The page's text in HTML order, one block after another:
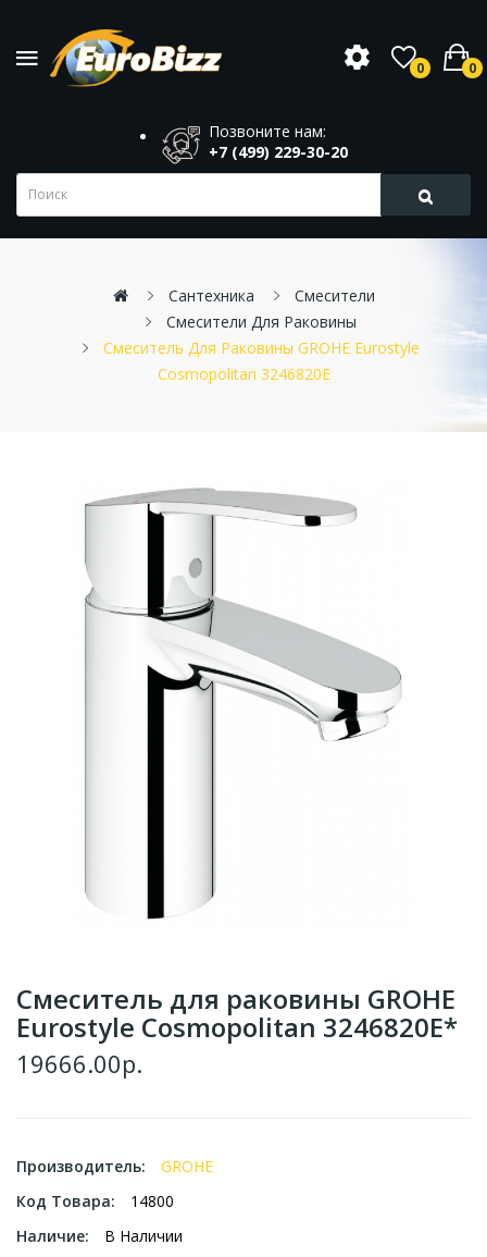
0 0
Позвоните нам:
+7 (499) 229-30-20
Сантехника
Смесители
Смесители Для Раковины
Смеситель Для Раковины GROHE Eurostyle
Cosmopolitan 3246820E
Смеситель для раковины GROHE
Eurostyle Cosmopolitan 3246820E*
19666.00р.
Производитель:
GROHE
Код Товара:
14800
Наличие:
В Наличии